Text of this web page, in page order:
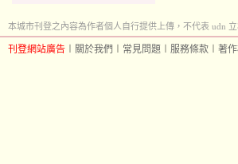
本城市刊登之內容為作者個人自行提供上傳，不代表 udn 立
刊登網站廣告 關於我們 常見問題 服務條款 著